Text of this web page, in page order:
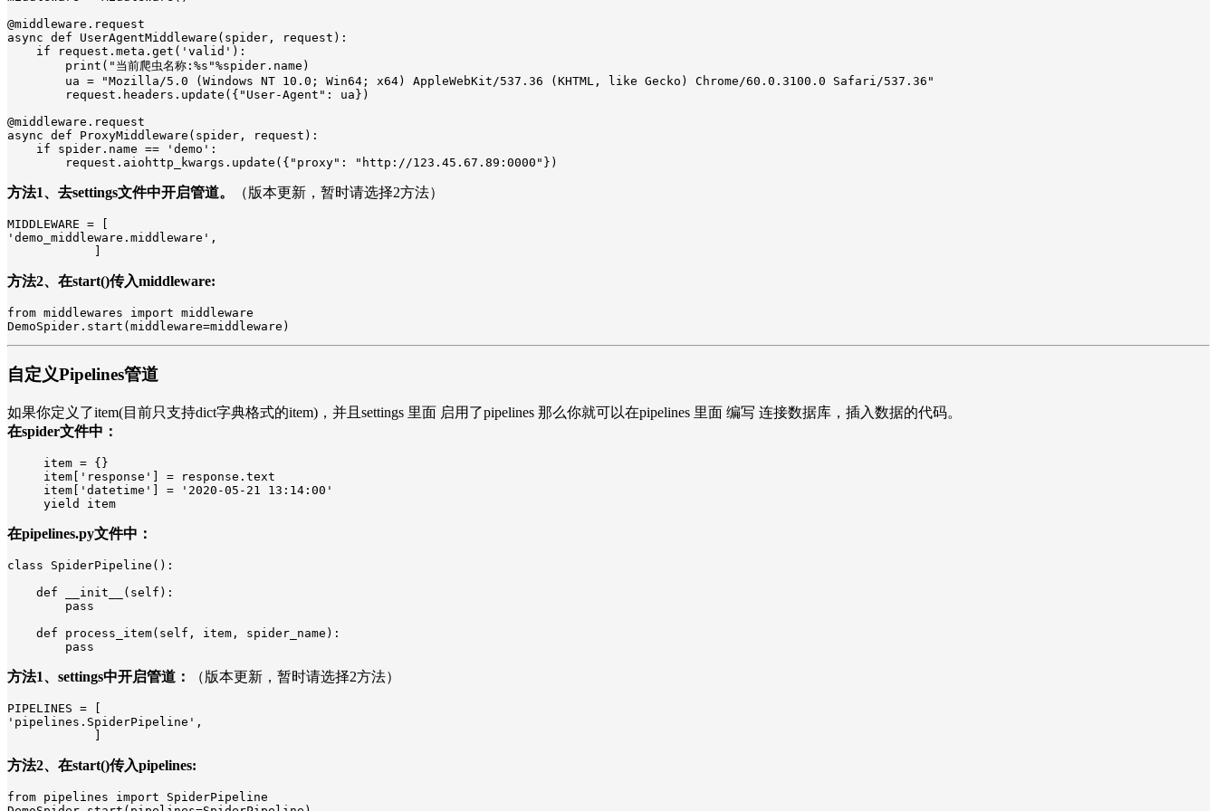
@middleware.request
async def UserAgentMiddleware(spider, request):
    if request.meta.get('valid'):
        print("当前爬虫名称:%s"%spider.name)
        ua = "Mozilla/5.0 (Windows NT 10.0; Win64; x64) AppleWebKit/537.36 (KHTML, like Gecko) Chrome/60.0.3100.0 Safari/537.36"
        request.headers.update({"User-Agent": ua})
@middleware.request
async def ProxyMiddleware(spider, request):
    if spider.name == 'demo':
        request.aiohttp_kwargs.update({"proxy": "http://123.45.67.89:0000"})
方法1、去settings文件中开启管道。 （版本更新，暂时请选择2方法）
MIDDLEWARE = [
'demo_middleware.middleware',
            ]
方法2、在start()传入middleware:
from middlewares import middleware
DemoSpider.start(middleware=middleware)
自定义Pipelines管道
如果你定义了item(目前只支持dict字典格式的item)，并且settings 里面 启用了pipelines 那么你就可以在pipelines 里面 编写 连接数据库，插入数据的代码。
在spider文件中：
     item = {}
     item['response'] = response.text
     item['datetime'] = '2020-05-21 13:14:00'
     yield item
在pipelines.py文件中：
class SpiderPipeline():
    def __init__(self):
        pass
    def process_item(self, item, spider_name):
        pass
方法1、settings中开启管道： （版本更新，暂时请选择2方法）
PIPELINES = [
'pipelines.SpiderPipeline',
方法2、在start()传入pipelines:
from pipelines import SpiderPipeline